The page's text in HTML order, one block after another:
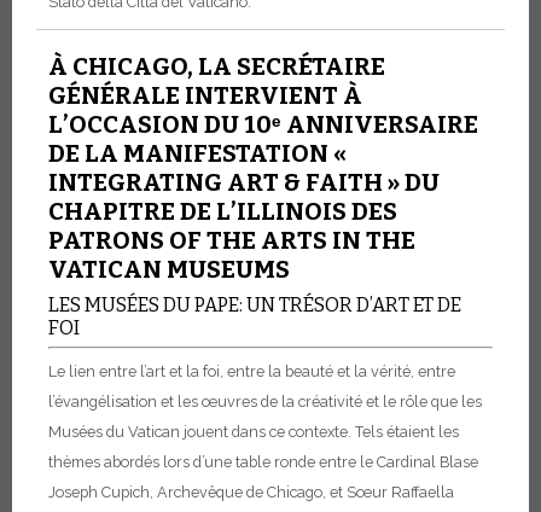
À CHICAGO, LA SECRÉTAIRE
GÉNÉRALE INTERVIENT À
L’OCCASION DU 10ᵉ ANNIVERSAIRE
DE LA MANIFESTATION «
INTEGRATING ART & FAITH » DU
CHAPITRE DE L’ILLINOIS DES
PATRONS OF THE ARTS IN THE
VATICAN MUSEUMS
LES MUSÉES DU PAPE: UN TRÉSOR D’ART ET DE
FOI
Le lien entre l’art et la foi, entre la beauté et la vérité, entre
l’évangélisation et les œuvres de la créativité et le rôle que les
Musées du Vatican jouent dans ce contexte. Tels étaient les
thèmes abordés lors d’une table ronde entre le Cardinal Blase
Joseph Cupich, Archevêque de Chicago, et Sœur Raffaella